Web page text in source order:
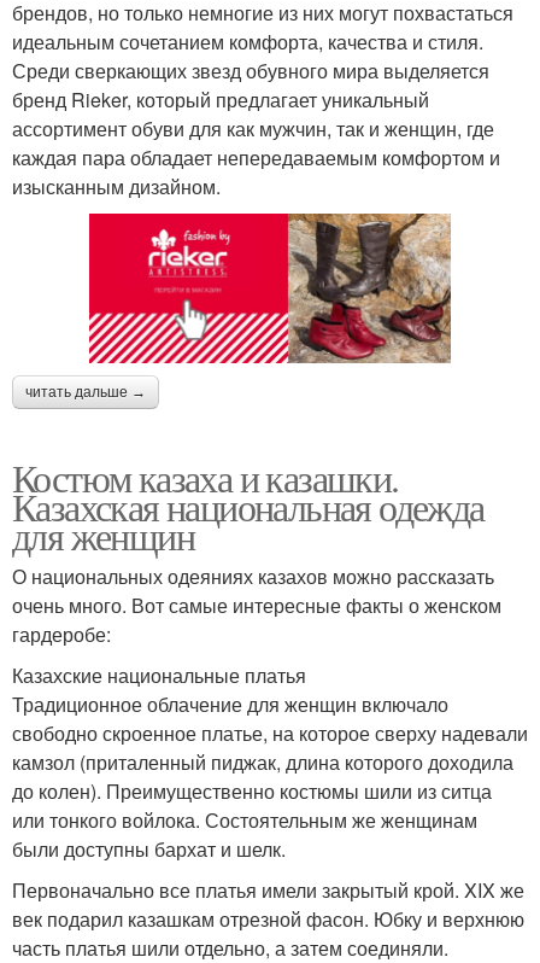
брендов, но только немногие из них могут похвастаться
идеальным сочетанием комфорта, качества и стиля.
Среди сверкающих звезд обувного мира выделяется
бренд Rieker, который предлагает уникальный
ассортимент обуви для как мужчин, так и женщин, где
каждая пара обладает непередаваемым комфортом и
изысканным дизайном.
читать дальше →
Костюм казаха и казашки.
Казахская национальная одежда
для женщин
О национальных одеяниях казахов можно рассказать
очень много. Вот самые интересные факты о женском
гардеробе:
Казахские национальные платья
Традиционное облачение для женщин включало
свободно скроенное платье, на которое сверху надевали
камзол (приталенный пиджак, длина которого доходила
до колен). Преимущественно костюмы шили из ситца
или тонкого войлока. Состоятельным же женщинам
были доступны бархат и шелк.
Первоначально все платья имели закрытый крой. XIX же
век подарил казашкам отрезной фасон. Юбку и верхнюю
часть платья шили отдельно, а затем соединяли.